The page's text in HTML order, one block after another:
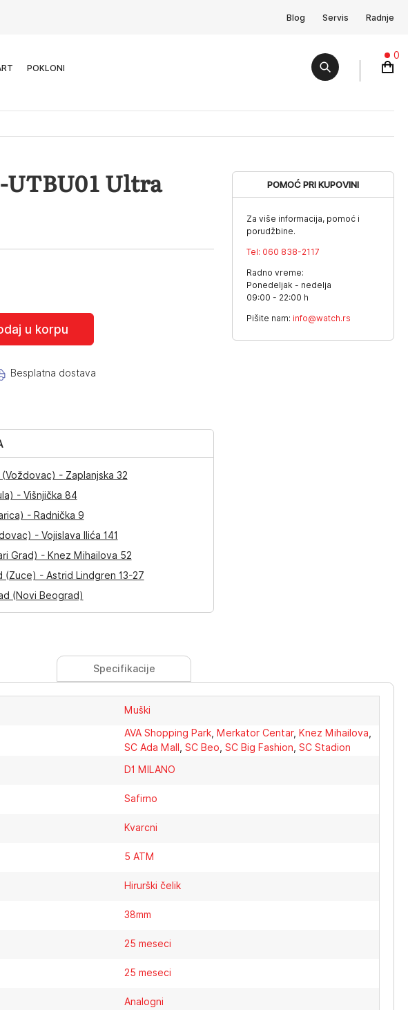
Blog Servis Radnje
POKLONI
0
UTBU01 Ultra
u korpu
Besplatna dostava
- Zaplanjska 32
- Višnjička 84
- Radnička 9
- Vojislava Ilića 141
Grad) - Knez Mihailova 52
(Zuce) - Astrid Lindgren 13-27
(Novi Beograd)
POMOĆ PRI KUPOVINI
Za više informacija, pomoć i
porudžbine.
Tel: 060 838-2117
Radno vreme:
Ponedeljak - nedelja
09:00 - 22:00 h
Pišite nam: info@watch.rs
Specifikacije
Muški
AVA Shopping Park ,Merkator Centar,Knez Mihailova
SC Ada Mall ,SC Beo ,SC Big Fashion ,SC Stadion
D1 MILANO
Safirno
Kvarcni
5 ATM
Hirurški čelik
38mm
25 meseci
25 meseci
Analogni